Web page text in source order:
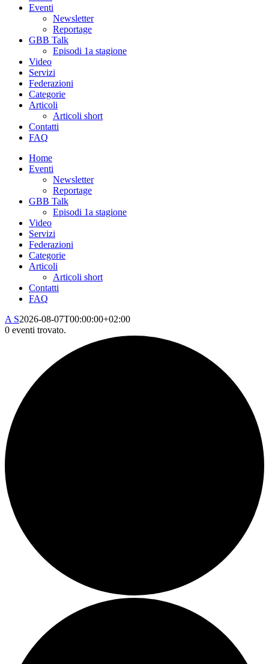
Eventi
Newsletter
Reportage
GBB Talk
Episodi 1a stagione
Video
Servizi
Federazioni
Categorie
Articoli
Articoli short
Contatti
FAQ
Home
Eventi
Newsletter
Reportage
GBB Talk
Episodi 1a stagione
Video
Servizi
Federazioni
Categorie
Articoli
Articoli short
Contatti
FAQ
A S2026-08-07T00:00:00+02:00
0 eventi trovato.